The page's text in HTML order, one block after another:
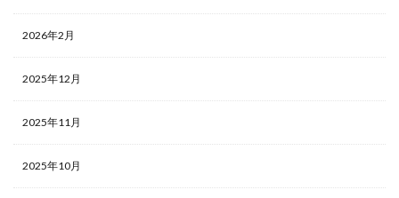
2026年2月
2025年12月
2025年11月
2025年10月